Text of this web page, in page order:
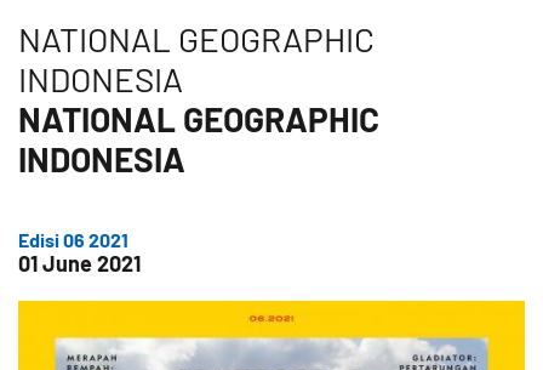
NATIONAL GEOGRAPHIC
INDONESIA
NATIONAL GEOGRAPHIC
INDONESIA
Edisi 06 2021
01 June 2021